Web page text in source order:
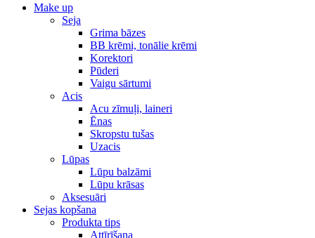
Make up
Seja
Grima bāzes
BB krēmi, tonālie krēmi
Korektori
Pūderi
Vaigu sārtumi
Acis
Acu zīmuļi, laineri
Ēnas
Skropstu tušas
Uzacis
Lūpas
Lūpu balzāmi
Lūpu krāsas
Aksesuāri
Sejas kopšana
Produkta tips
Attīrīšana